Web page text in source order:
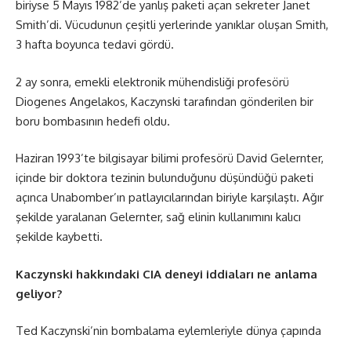
biriyse 5 Mayıs 1982’de yanlış paketi açan sekreter Janet
Smith’di. Vücudunun çeşitli yerlerinde yanıklar oluşan Smith,
3 hafta boyunca tedavi gördü.
2 ay sonra, emekli elektronik mühendisliği profesörü
Diogenes Angelakos, Kaczynski tarafından gönderilen bir
boru bombasının hedefi oldu.
Haziran 1993’te bilgisayar bilimi profesörü David Gelernter,
içinde bir doktora tezinin bulunduğunu düşündüğü paketi
açınca Unabomber’ın patlayıcılarından biriyle karşılaştı. Ağır
şekilde yaralanan Gelernter, sağ elinin kullanımını kalıcı
şekilde kaybetti.
Kaczynski hakkındaki CIA deneyi iddiaları ne anlama
geliyor?
Ted Kaczynski’nin bombalama eylemleriyle dünya çapında